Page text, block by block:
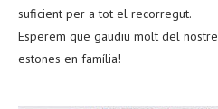
suficient per a tot el recorregut.
Esperem que gaudiu molt del
estones en família!